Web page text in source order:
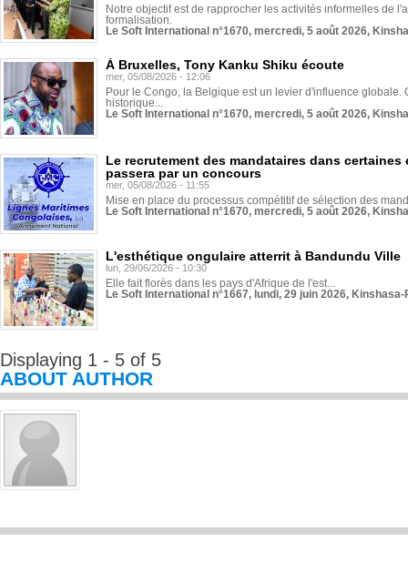
Notre objectif est de rapprocher les activités informelles de
formalisation.
Le Soft International n°1670, mercredi, 5 août 2026,
À Bruxelles, Tony Kanku Shiku écoute
mer, 05/08/2026 - 12:06
Pour le Congo, la Belgique est un levier d'influence globale.
historique...
Le Soft International n°1670, mercredi, 5 août 2026,
Le recrutement des mandataires dans
passera par un concours
mer, 05/08/2026 - 11:55
Mise en place du processus compétitif de sélection des
Le Soft International n°1670, mercredi, 5 août 2026,
L'esthétique ongulaire atterrit à Bandundu Ville
lun, 29/06/2026 - 10:30
Elle fait florès dans les pays d'Afrique de l'est...
Le Soft International n°1667, lundi, 29 juin 2026,
Displaying 1 - 5 of 5
ABOUT AUTHOR